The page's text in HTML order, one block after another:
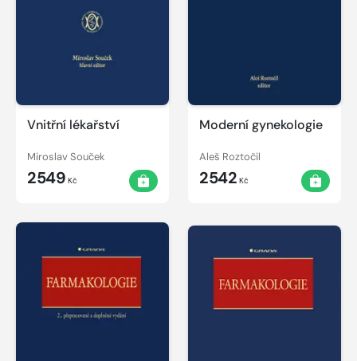
Vnitřní lékařství
Miroslav Souček
2549 Kč
Moderní gynekologie
Aleš Roztočil
2542 Kč